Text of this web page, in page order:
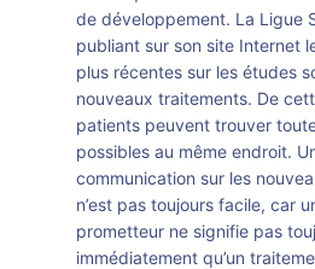
de développement. La Ligue
publiant sur son site Internet
plus récentes sur les études
nouveaux traitements. De
patients peuvent trouver
possibles au même endroit.
communication sur les
n’est pas toujours facile, car
prometteur ne signifie pas
immédiatement qu’un